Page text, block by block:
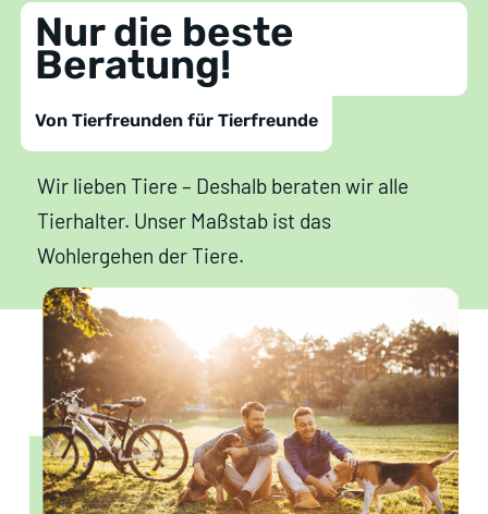
Nur die beste
Beratung!
Von Tierfreunden für Tierfreunde
Wir lieben Tiere – Deshalb beraten wir alle
Tierhalter. Unser Maßstab ist das
Wohlergehen der Tiere.